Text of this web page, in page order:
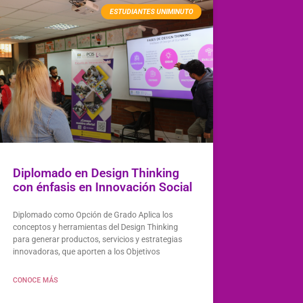
ESTUDIANTES UNIMINUTO
Diplomado en Design Thinking
con énfasis en Innovación Social
Diplomado como Opción de Grado Aplica los
conceptos y herramientas del Design Thinking
para generar productos, servicios y estrategias
innovadoras, que aporten a los Objetivos
CONOCE MÁS